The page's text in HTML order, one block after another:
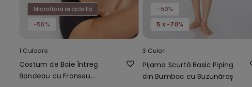
Microfibră reciclată
-50%
1 Culoare
Costum de Baie Întreg
Bandeau cu Fronseu
-50%
5 x -70%
3 Culori
Pijama Scurtă Basic Piping
din Bumbac cu Buzunăraș